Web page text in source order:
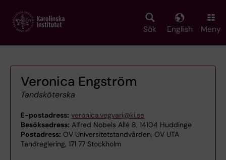
main
Sök English Meny
Veronica Engström
Tandsköterska
E-postadress: veronica.vegvari@ki.se
Besöksadress: Alfred Nobels Allé 8, 14104 Huddinge
Postadress: OV Universitetstandvården, OV UTA
Tandreglering, 171 77 Stockholm